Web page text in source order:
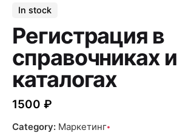
In stock
Регистрация в
справочниках и
каталогах
1500 ₽
Category: Маркетинг